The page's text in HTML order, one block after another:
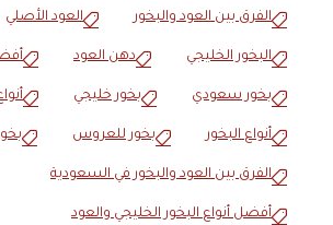
الفرق بين العود والبخور العود الأصلي
البخور الخليجي دهن العود
بخور سعودي بخور خليجي
أنواع البخور بخور للعروس
الفرق بين العود والبخور في السعودية
أفضل أنواع البخور الخليجي والعود